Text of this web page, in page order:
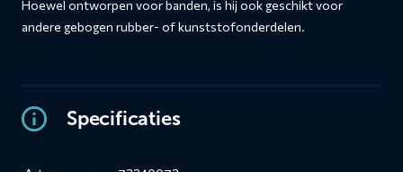
Hoewel ontworpen voor banden, is hij ook geschikt voor
andere gebogen rubber- of kunststofonderdelen.
Specificaties